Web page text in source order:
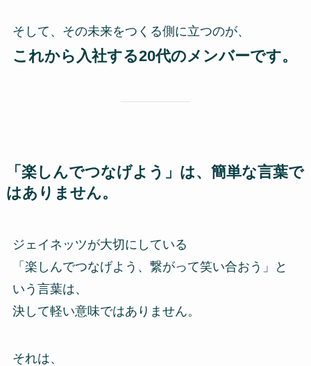
そして、その未来をつくる側に立つのが、
これから入社する20代のメンバーです。
「楽しんでつなげよう」は、簡単な言葉で
はありません。
ジェイネッツが大切にしている
「楽しんでつなげよう、繋がって笑い合おう」と
いう言葉は、
決して軽い意味ではありません。
それは、